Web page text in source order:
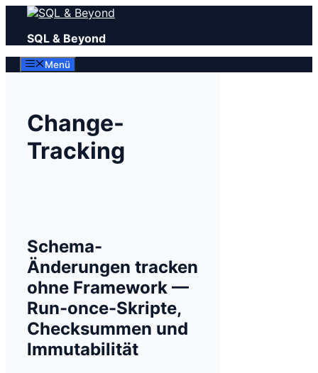
Zum
springen
SQL & Beyond
Menü
Change-
Tracking
Schema-
Änderungen tracken
ohne Framework —
Run-once-Skripte,
Checksummen und
Immutabilität